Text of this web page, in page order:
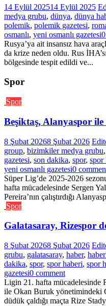
14 Eylül 202514 Eylül 2025
medya grubu, dünya, dünya
polemik, polemik gazetesi,
osmanlı, yeni osmanlı gazetesi
Rusya’ya ait insansız hava
da krize neden oldu. Rus
bölgesinde tespit edildi ve...
Spor
Spor
Beşiktaş, Alanyaspor ile
8 Şubat 20268 Şubat 2026
group, bizimkiler medya grubu,
gazetesi, son dakika, spor, spor
yeni osmanlı gazetesi0
Süper Lig’de 2025-2026
hafta mücadelesinde Sergen
Pereira’nın çalıştırdığı
Spor
Galatasaray, Rizespor
8 Şubat 20268 Şubat 2026
grubu, galatasaray, haber,
dakika, spor, spor haberi, spor
gazetesi0 comment
Ligin 21. hafta mücadelesinde
ile Okan Buruk yönetimindeki
düdük çaldığı maçta Rize